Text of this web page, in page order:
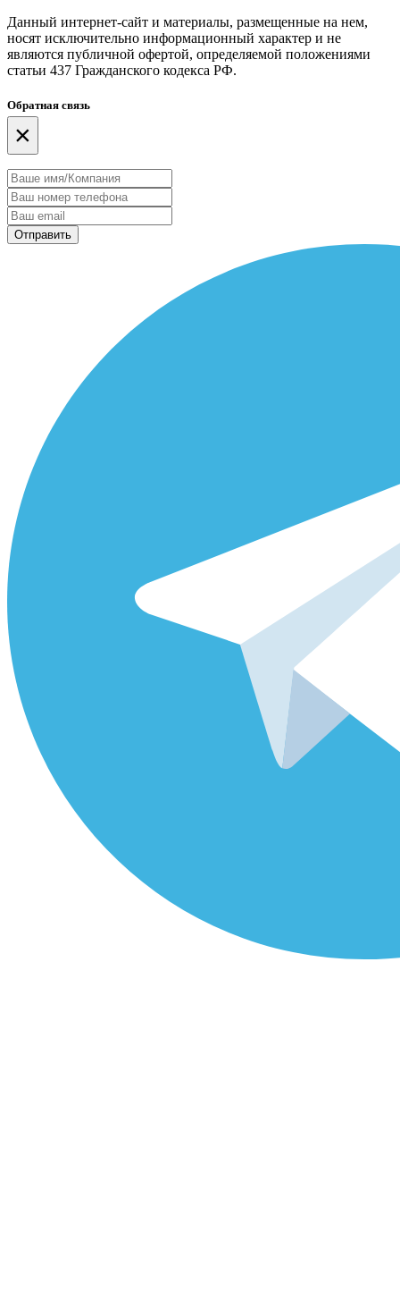
Данный интернет-сайт и материалы, размещенные на нем,
носят исключительно информационный характер и не
являются публичной офертой, определяемой положениями
статьи 437 Гражданского кодекса РФ.
Обратная связь
×
Отправить